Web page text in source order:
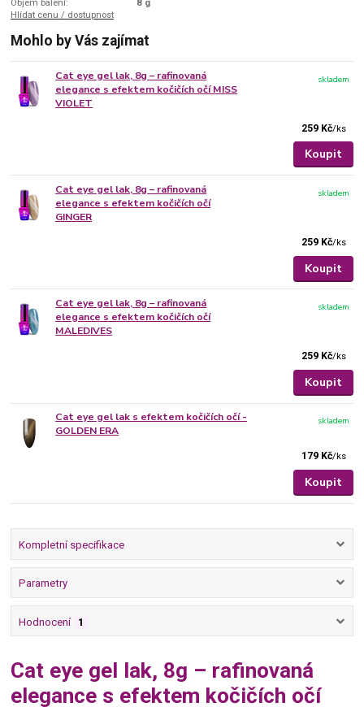
Hlídat cenu / dostupnost
Mohlo by Vás zajímat
Cat eye gel lak, 8g – rafinovaná
elegance s efektem kočičích očí MISS
VIOLET
259 Kč/ks
skladem
Koupit
Cat eye gel lak, 8g – rafinovaná
elegance s efektem kočičích očí
GINGER
259 Kč/ks
skladem
Koupit
Cat eye gel lak, 8g – rafinovaná
elegance s efektem kočičích očí
MALEDIVES
259 Kč/ks
skladem
Koupit
Cat eye gel lak s efektem kočičích očí -
GOLDEN ERA
179 Kč/ks
skladem
Koupit
Kompletní specifikace
Parametry
Hodnocení 1
Cat eye gel lak, 8g – rafinovaná
elegance s efektem kočičích očí